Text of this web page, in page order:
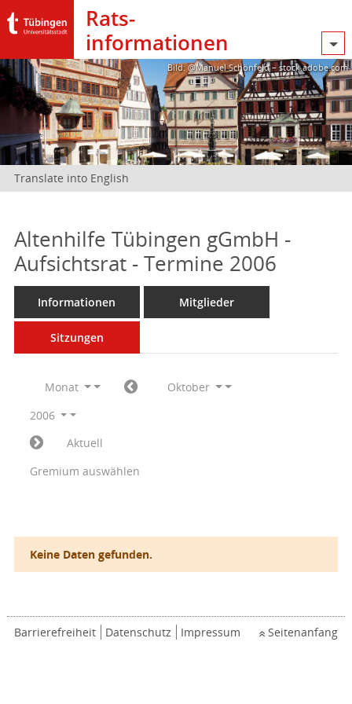
Rats­
informationen
Bild: @Manuel Schönfeld – stock.adobe.com
Translate into English
Altenhilfe Tübingen gGmbH -
Aufsichtsrat - Termine 2006
Informationen Mitglieder
Sitzungen
Monat
Oktober
2006
Aktuell
Gremium auswählen
Keine Daten gefunden.
Barrierefreiheit Datenschutz Impressum Seitenanfang